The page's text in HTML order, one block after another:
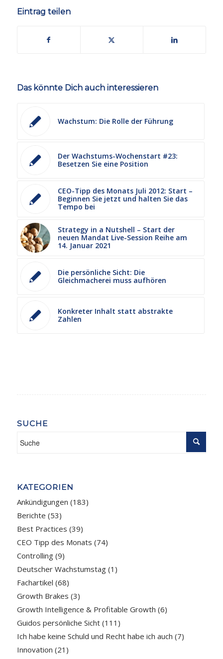
Eintrag teilen
Das könnte Dich auch interessieren
Wachstum: Die Rolle der Führung
Der Wachstums-Wochenstart #23:
Besetzen Sie eine Position
CEO-Tipp des Monats Juli 2012: Start –
Beginnen Sie jetzt und halten Sie das
Tempo bei
Strategy in a Nutshell – Start der
neuen Mandat Live-Session Reihe am
14. Januar 2021
Die persönliche Sicht: Die
Gleichmacherei muss aufhören
Konkreter Inhalt statt abstrakte
Zahlen
SUCHE
KATEGORIEN
Ankündigungen (183)
Berichte (53)
Best Practices (39)
CEO Tipp des Monats (74)
Controlling(9)
Deutscher Wachstumstag(1)
Fachartikel (68)
Growth Brakes (3)
Growth Intelligence & Profitable Growth (6)
Guidos persönliche Sicht(111)
Ich habe keine Schuld und Recht habe ich auch (7)
Innovation (21)